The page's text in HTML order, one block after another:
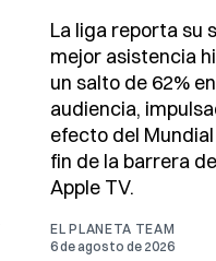
La liga reporta su
mejor asistencia
un salto de 62% en
audiencia,
efecto del Mundial
fin de la barrera
Apple TV.
EL PLANETA TEAM
6 de agosto de 2026